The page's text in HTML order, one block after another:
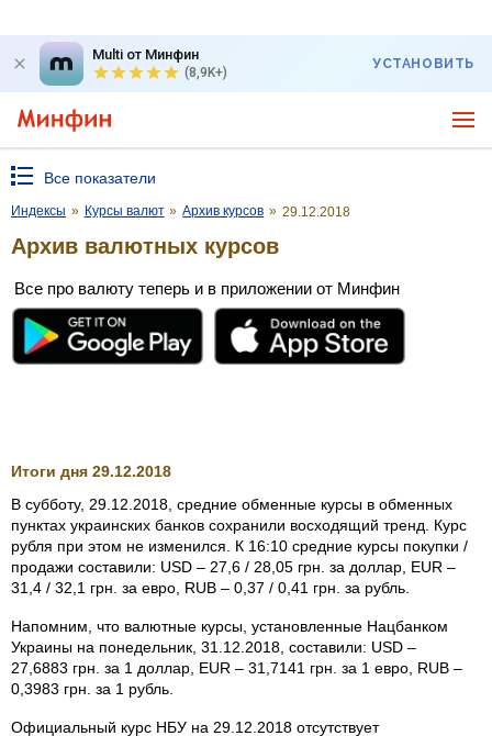
Multi от Минфин
(8,9K+)
УСТАНОВИТЬ
Все показатели
Индексы » Курсы валют » Архив курсов » 29.12.2018
Архив валютных курсов
Все про валюту теперь и в приложении от Минфин
Итоги дня 29.12.2018
В субботу, 29.12.2018, средние обменные курсы в обменных
пунктах украинских банков сохранили восходящий тренд. Курс
рубля при этом не изменился. К 16:10 средние курсы покупки /
продажи составили: USD – 27,6 / 28,05 грн. за доллар, EUR –
31,4 / 32,1 грн. за евро, RUB – 0,37 / 0,41 грн. за рубль.
Напомним, что валютные курсы, установленные Нацбанком
Украины на понедельник, 31.12.2018, составили: USD –
27,6883 грн. за 1 доллар, EUR – 31,7141 грн. за 1 евро, RUB –
0,3983 грн. за 1 рубль.
Официальный курс НБУ на 29.12.2018 отсутствует